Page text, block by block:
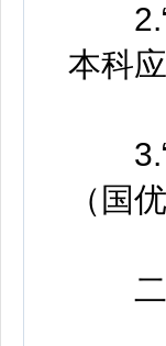
2.“
本科
3.“
（国
二